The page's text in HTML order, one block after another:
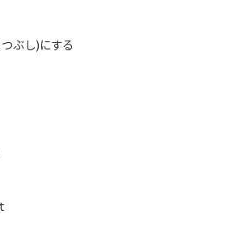
ぶし)にする